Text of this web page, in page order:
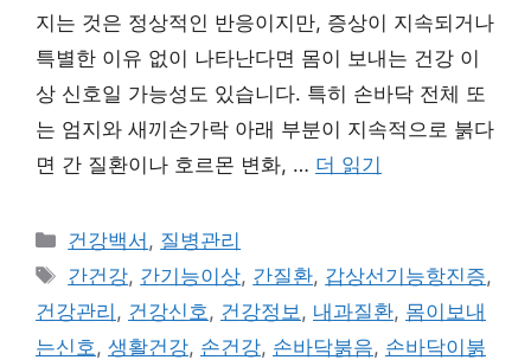
지는 것은 정상적인 반응이지만, 증상이 지속되거나
특별한 이유 없이 나타난다면 몸이 보내는 건강 이
상 신호일 가능성도 있습니다. 특히 손바닥 전체 또
는 엄지와 새끼손가락 아래 부분이 지속적으로 붉다
면 간 질환이나 호르몬 변화, … 더 읽기
카
테
리
건강백서 , 질병관리
태
그
간건강, 간기능이상, 간질환, 갑상선기능항진증,
건강관리 , 건강신호 , 건강정보 , 내과질환, 몸이보내
는신호 , 생활건강, 손건강, 손바닥붉음, 손바닥이붉